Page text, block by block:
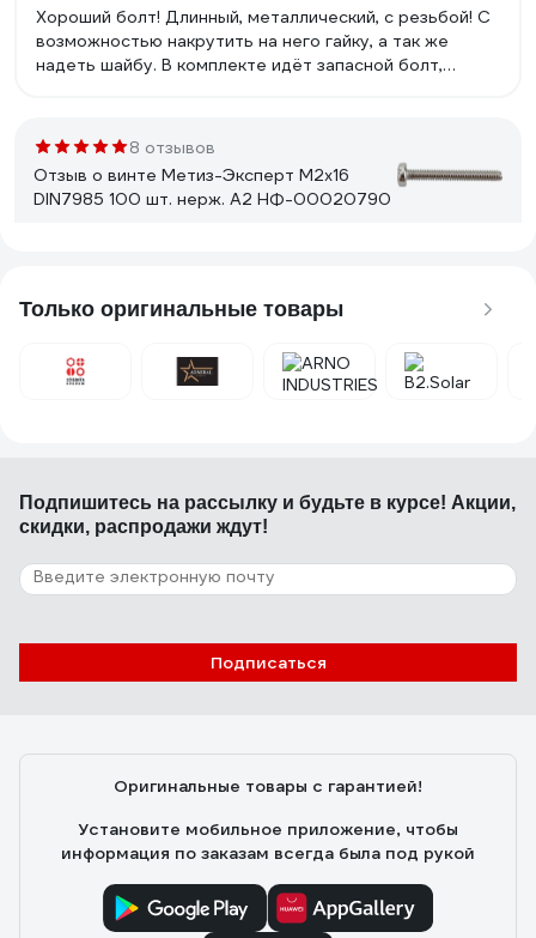
Хороший болт! Длинный, металлический, с резьбой! С
возможностью накрутить на него гайку, а так же
надеть шайбу. В комплекте идёт запасной болт,
8 отзывов
Отзыв о винте Метиз-Эксперт М2x16
DIN7985 100 шт. нерж. А2 НФ-00020790
Хорошего качества резьба
20 отзывов
Дмитрий А. 02.11.2024
Цена. Профиль резьбы выглядит нормально.
Только оригинальные товары
Подпишитесь на рассылку и будьте в курсе! Акции,
скидки, распродажи ждут!
Подписаться
Оригинальные товары с гарантией!
Установите мобильное приложение, чтобы
информация по заказам всегда была под рукой